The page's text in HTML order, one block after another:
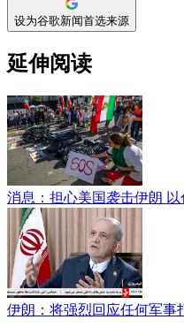
设为谷歌新闻首选来源
延伸阅读
消息：担心美国袭击伊朗 以
伊朗：将强烈回应任何军事